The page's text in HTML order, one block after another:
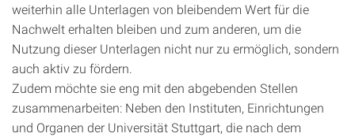
weiterhin alle Unterlagen von bleibendem Wert für die
Nachwelt erhalten bleiben und zum anderen, um die
Nutzung dieser Unterlagen nicht nur zu ermöglich, sondern
auch aktiv zu fördern.
Zudem möchte sie eng mit den abgebenden Stellen
zusammenarbeiten: Neben den Instituten, Einrichtungen
und Organen der Universität Stuttgart, die nach dem